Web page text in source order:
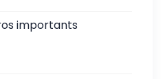
importants